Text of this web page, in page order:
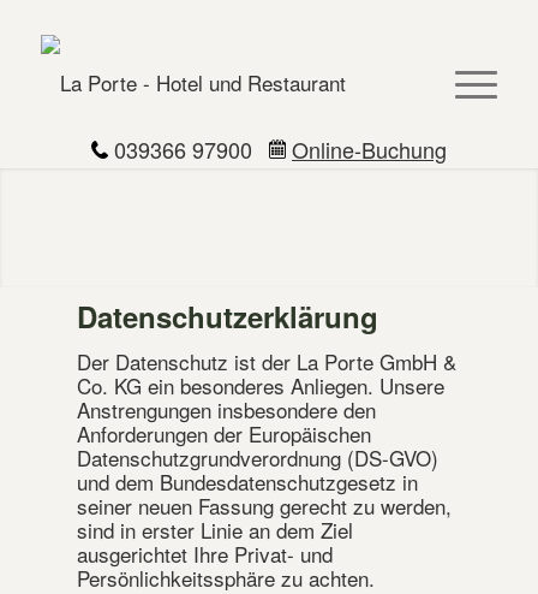
039366 97900 Online-Buchung
Datenschutzerklärung
Der Datenschutz ist der La Porte GmbH &
Co. KG ein besonderes Anliegen. Unsere
Anstrengungen insbesondere den
Anforderungen der Europäischen
Datenschutzgrundverordnung (DS-GVO)
und dem Bundesdatenschutzgesetz in
seiner neuen Fassung gerecht zu werden,
sind in erster Linie an dem Ziel
ausgerichtet Ihre Privat- und
Persönlichkeitssphäre zu achten.